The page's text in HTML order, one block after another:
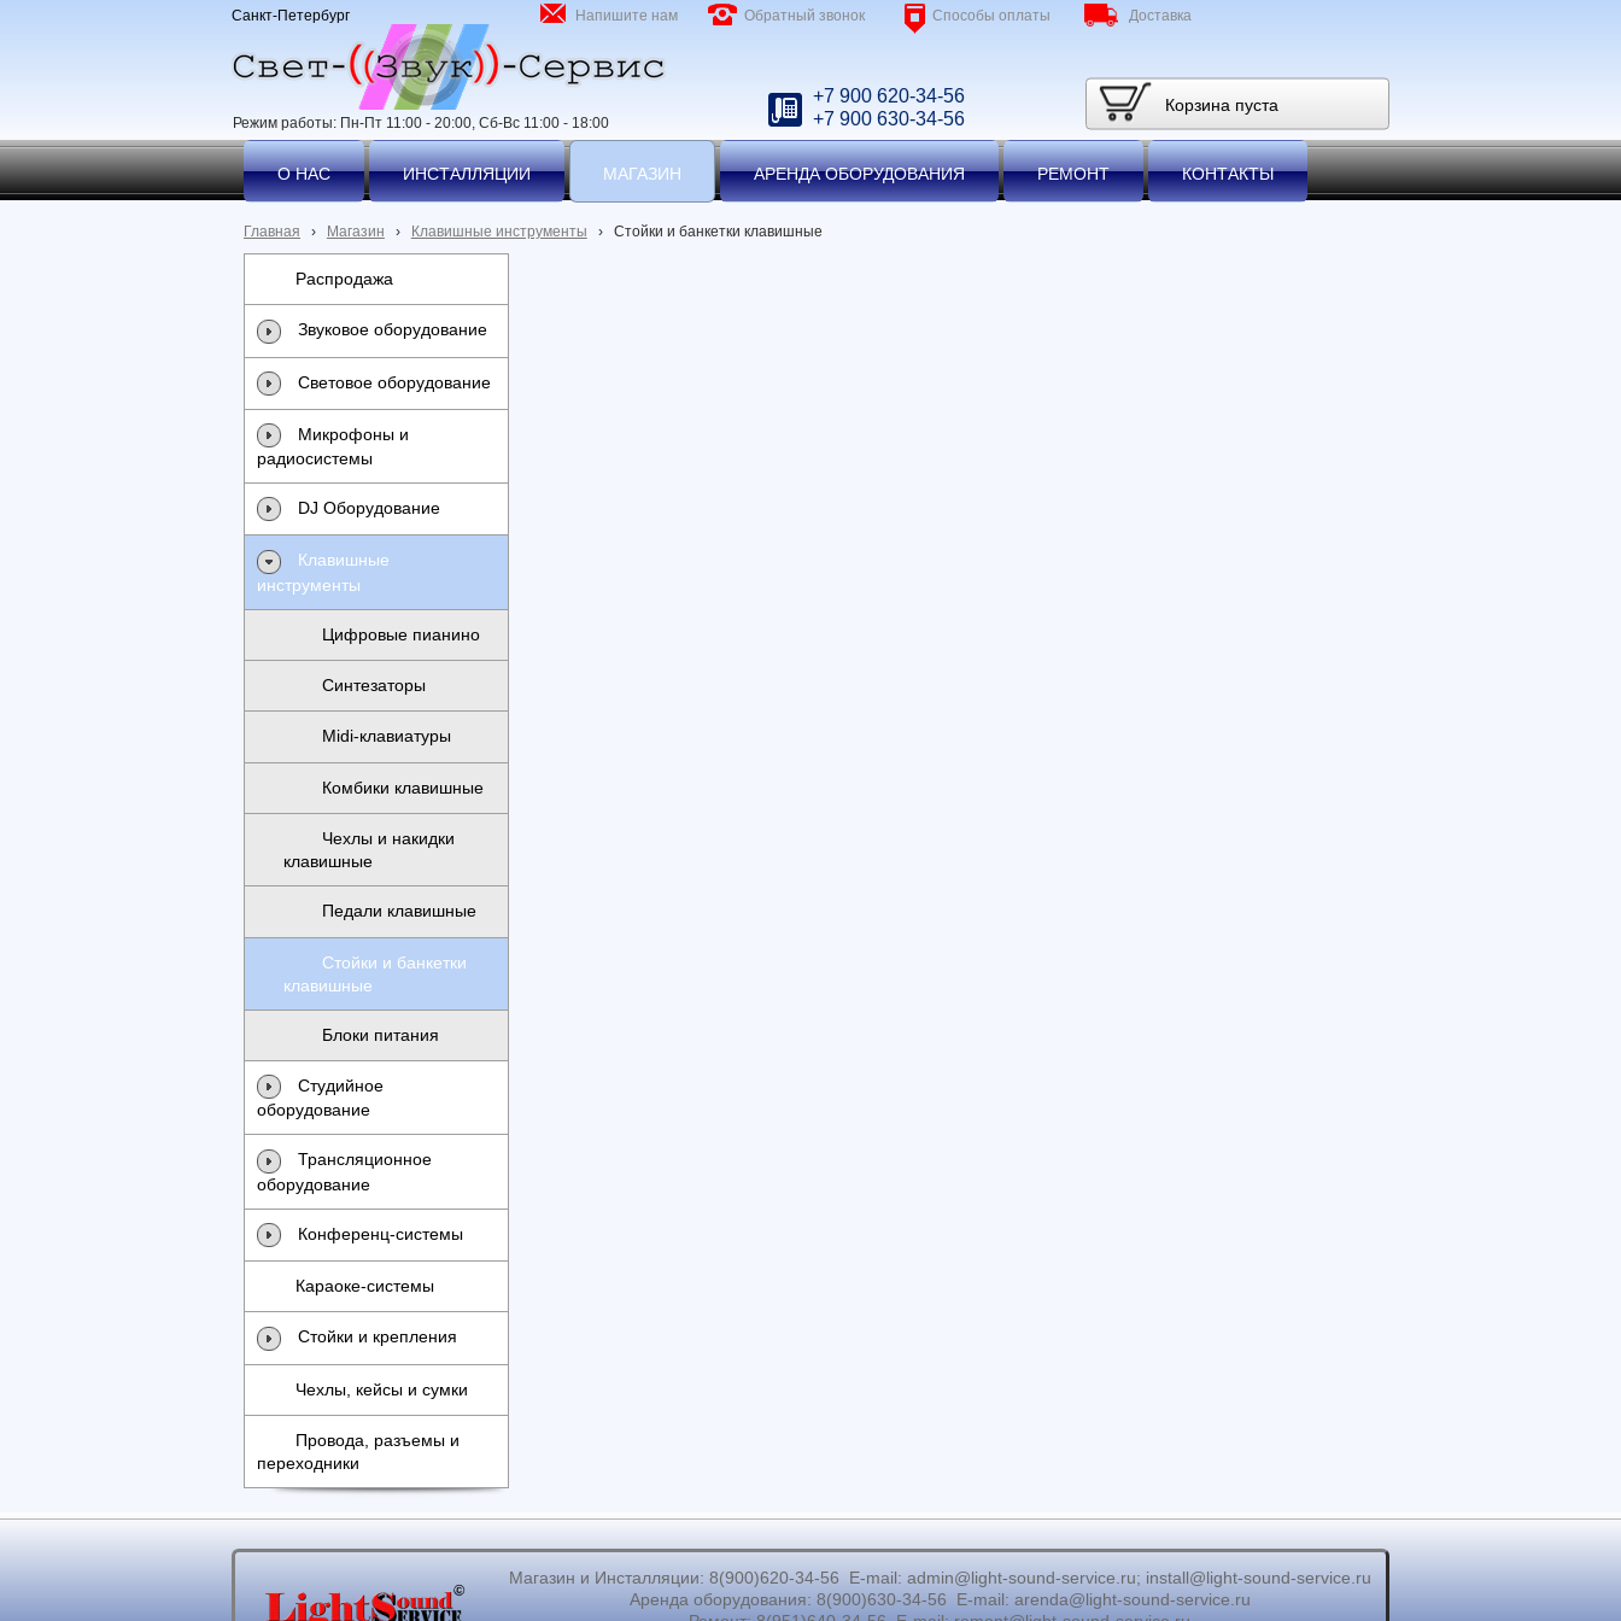
Корзина пуста
Режим работы: Пн-Пт 11:00 - 20:00, Сб-Вс 11:00 - 18:00
Обратный звонок
+7 900 630-34-56
Напишите нам
+7 900 620-34-56
Санкт-Петербург Способы оплаты Доставка
О НАС ИНСТАЛЛЯЦИИ МАГАЗИН АРЕНДА ОБОРУДОВАНИЯ РЕМОНТ КОНТАКТЫ
Главная › Магазин › Клавишные инструменты › Стойки и банкетки клавишные
Распродажа
Звуковое оборудование
Световое оборудование
Микрофоны и
радиосистемы
DJ Оборудование
Клавишные
инструменты
Цифровые пианино
Синтезаторы
Midi-клавиатуры
Комбики клавишные
Чехлы и накидки
клавишные
Педали клавишные
Стойки и банкетки
клавишные
Блоки питания
Студийное
оборудование
Трансляционное
оборудование
Конференц-системы
Караоке-системы
Стойки и крепления
Чехлы, кейсы и сумки
Провода, разъемы и
переходники
Магазин и Инсталляции: 8(900)620-34-56 E-mail: admin@light-sound-service.ru; install@light-sound-service.ru
Аренда оборудования: 8(900)630-34-56 E-mail: arenda@light-sound-service.ru